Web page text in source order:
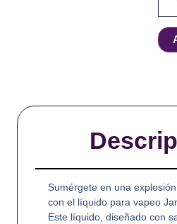
30
ml
Sumérgete en una
con el líquido para vapeo
Este líquido, diseñado con